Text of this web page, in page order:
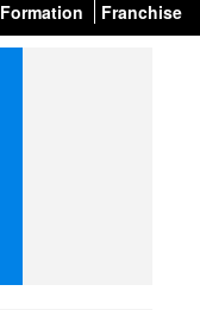
Formation Franchise